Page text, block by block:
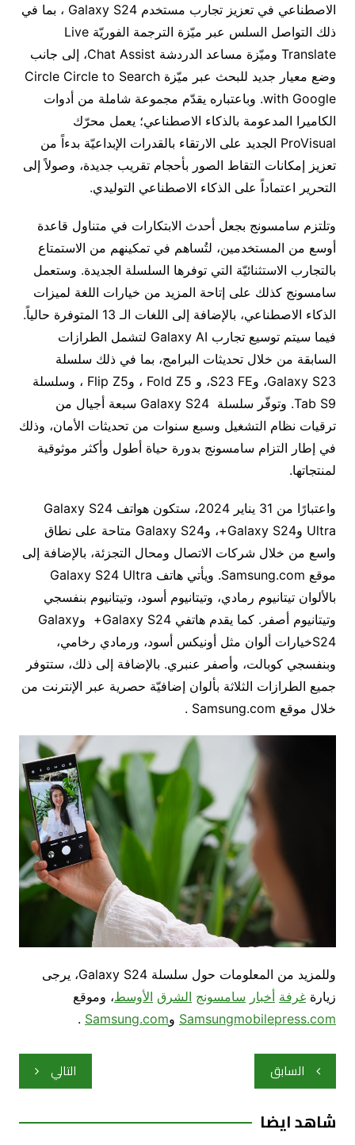
الاصطناعي في تعزيز تجارب مستخدم Galaxy S24 ، بما في
ذلك التواصل السلس عبر ميّزة الترجمة الفوريّة Live
Translate وميّزة مساعد الدردشة Chat Assist، إلى جانب
وضع معيار جديد للبحث عبر ميّزة Circle Circle to Search
with Google. وباعتباره يقدّم مجموعة شاملة من أدوات
الكاميرا المدعومة بالذكاء الاصطناعي؛ يعمل محرّك
ProVisual الجديد على الارتقاء بالقدرات الإبداعيّة بدءاً من
تعزيز إمكانات التقاط الصور بأحجام تقريب جديدة، وصولاً إلى
التحرير اعتماداً على الذكاء الاصطناعي التوليدي.
وتلتزم سامسونج بجعل أحدث الابتكارات في متناول قاعدة
أوسع من المستخدمين، لتُساهم في تمكينهم من الاستمتاع
بالتجارب الاستثنائيّة التي توفرها السلسلة الجديدة. وستعمل
سامسونج كذلك على إتاحة المزيد من خيارات اللغة لميزات
الذكاء الاصطناعي، بالإضافة إلى اللغات الـ 13 المتوفرة حالياً.
فيما سيتم توسيع تجارب Galaxy AI لتشمل الطرازات
السابقة من خلال تحديثات البرامج، بما في ذلك سلسلة
Galaxy S23، وS23 FE، و Fold Z5 ، وFlip Z5 ، وسلسلة
Tab S9. وتوفّر سلسلة Galaxy S24 سبعة أجيال من
ترقيات نظام التشغيل وسبع سنوات من تحديثات الأمان، وذلك
في إطار التزام سامسونج بدورة حياة أطول وأكثر موثوقية
لمنتجاتها.
واعتبارًا من 31 يناير 2024، ستكون هواتف Galaxy S24
Ultra وGalaxy S24+، وGalaxy S24 متاحة على نطاق
واسع من خلال شركات الاتصال ومحال التجزئة، بالإضافة إلى
موقع Samsung.com. ويأتي هاتف Galaxy S24 Ultra
بالألوان تيتانيوم رمادي، وتيتانيوم أسود، وتيتانيوم بنفسجي
وتيتانيوم أصفر. كما يقدم هاتفي Galaxy S24+ وGalaxy
S24خيارات ألوان مثل أونيكس أسود، ورمادي رخامي،
وبنفسجي كوبالت، وأصفر عنبري. بالإضافة إلى ذلك، ستتوفر
جميع الطرازات الثلاثة بألوان إضافيّة حصرية عبر الإنترنت من
خلال موقع Samsung.com .
وللمزيد من المعلومات حول سلسلة Galaxy S24، يرجى
زيارة غرفة أخبار سامسونج الشرق الأوسط، وموقع
Samsungmobilepress.com وSamsung.com
.
تصفّح
المقالات
السابق التالي
شاهد ايضا